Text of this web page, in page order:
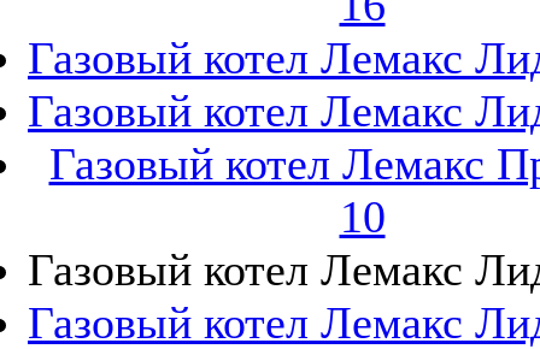
Газовый котел Лемакс
Газовый котел Лемакс
Газовый котел Лемакс
10
Газовый котел Лемакс
Газовый котел Лемакс